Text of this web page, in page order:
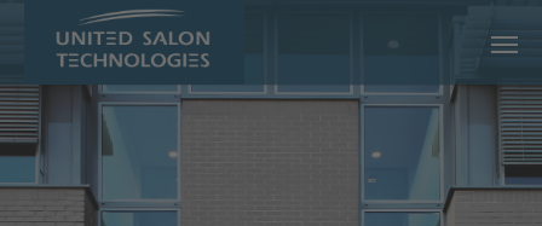
Zum Hauptinhalt springen